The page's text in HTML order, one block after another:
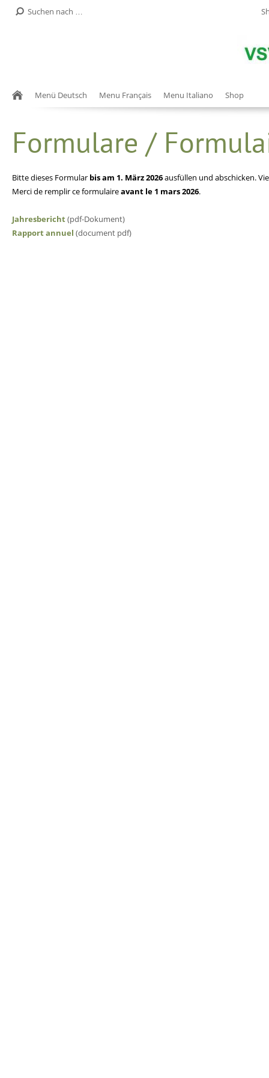
Menü Deutsch Menu Français Menu Italiano Shop
Formulare /
Bitte dieses Formular bis am 1. März2026ausfüllen und abschicken.
Merci de remplir ce formulaireavant le 1 mars 2026.
Jahresbericht(pdf-Dokument)
Rapport annuel (document pdf)